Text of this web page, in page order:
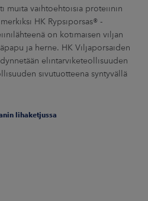
muita vaihtoehtoisia proteiinin
HK Rypsiporsas® -
on kotimaisen viljan
ja herne. HK Viljaporsaiden
elintarviketeollisuuden
sivutuotteena syntyvällä
lihaketjussa